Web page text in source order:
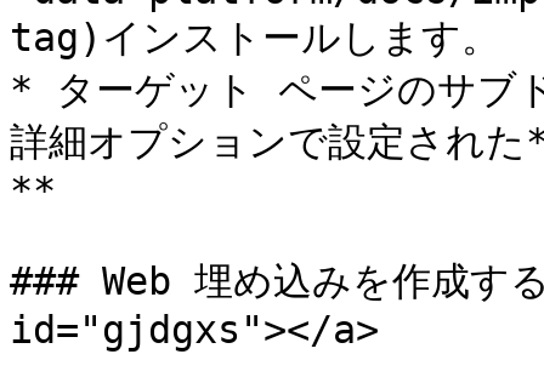
tag)インストールします。
* ターゲット ページのサ
詳細オプションで設定され
**
### Web 埋め込みを作成
id="gjdgxs"></a>